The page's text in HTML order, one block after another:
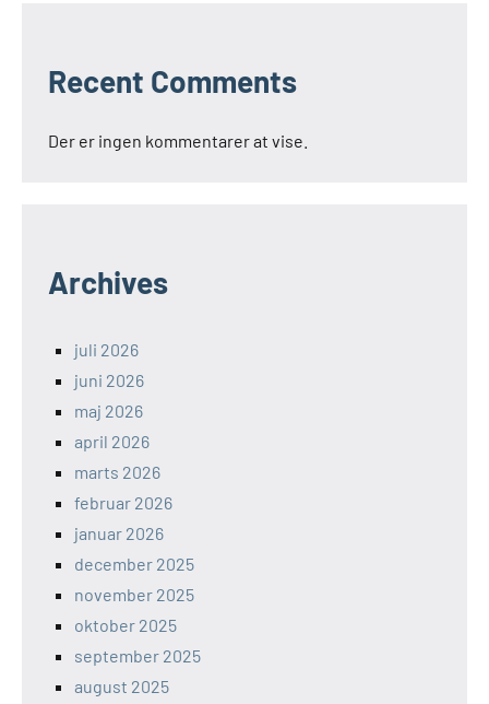
Recent Comments
Der er ingen kommentarer at vise.
Archives
juli 2026
juni 2026
maj 2026
april 2026
marts 2026
februar 2026
januar 2026
december 2025
november 2025
oktober 2025
september 2025
august 2025